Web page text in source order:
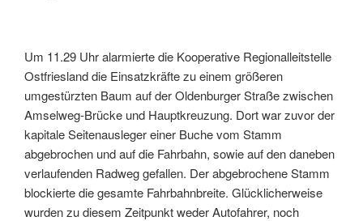
Um 11.29 Uhr alarmierte die Kooperative Regionalleitstelle
Ostfriesland die Einsatzkräfte zu einem größeren
umgestürzten Baum auf der Oldenburger Straße zwischen
Amselweg-Brücke und Hauptkreuzung. Dort war zuvor der
kapitale Seitenausleger einer Buche vom Stamm
abgebrochen und auf die Fahrbahn, sowie auf den daneben
verlaufenden Radweg gefallen. Der abgebrochene Stamm
blockierte die gesamte Fahrbahnbreite. Glücklicherweise
wurden zu diesem Zeitpunkt weder Autofahrer, noch